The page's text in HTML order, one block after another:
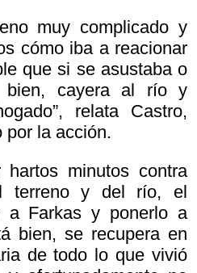
muy complicado y
cómo iba a reacionar
que si se asustaba o
bien, cayera al río y
relata Castro,
por la acción.
minutos contra
terreno y del río, el
a Farkas y ponerlo a
bien, se recupera en
de todo lo que vivió